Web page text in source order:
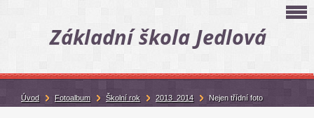
Základní škola Jedlová
Úvod Fotoalbum Školní rok 2013_2014 Nejen třídní foto